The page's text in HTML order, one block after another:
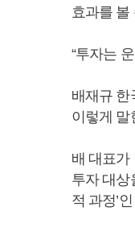
효과를 볼
“투자는
배재규 한
이렇게 말
배 대표가
투자 대상
적 과정’